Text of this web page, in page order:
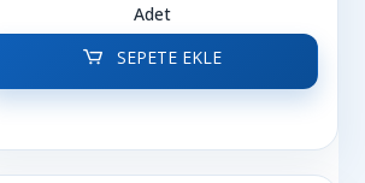
Adet
SEPETE EKLE